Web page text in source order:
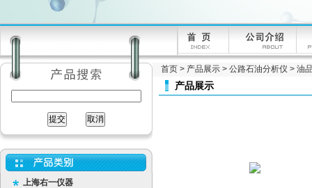
上海右一仪器
首页 > 产品展示 > 公路石油分析仪 > 油
产品展示